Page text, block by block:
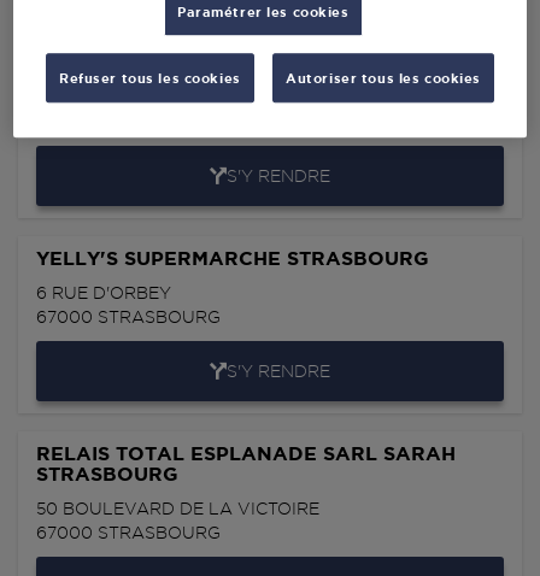
RELAIS CRONENBOURG STRASBOURG
142 ROUTE D'OBERHAUSBERGEN
S'Y RENDRE
YELLY'S SUPERMARCHE STRASBOURG
6 RUE D'ORBEY
67000 STRASBOURG
S'Y RENDRE
RELAIS TOTAL ESPLANADE SARL SARAH
STRASBOURG
50 BOULEVARD DE LA VICTOIRE
67000 STRASBOURG
Paramétrer les cookies
Refuser tous les cookies Autoriser tous les cookies